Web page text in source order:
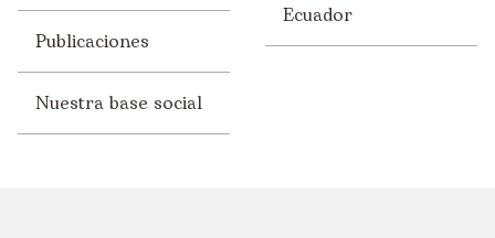
Publicaciones
Nuestra base social
Ecuador